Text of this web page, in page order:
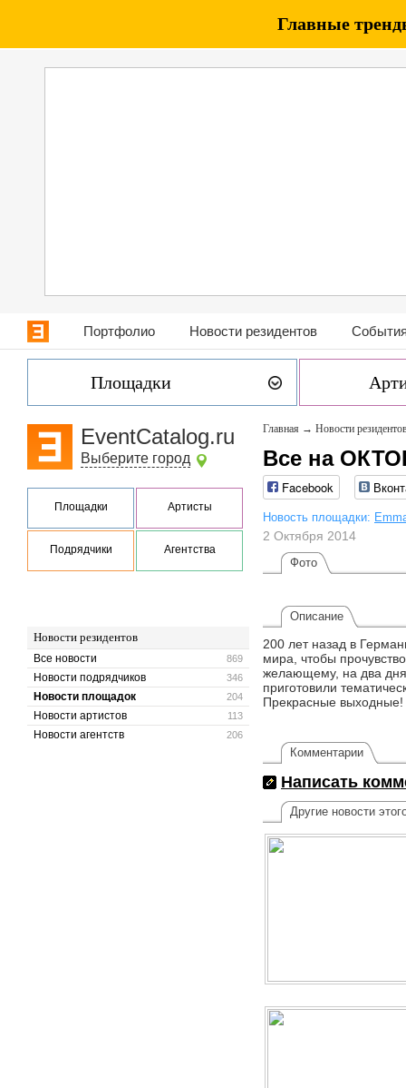
Главные
Портфолио Новости резидентов
Площадки
EventCatalog.ru
Выберите город
Площадки Артисты
Подрядчики Агентства
Новости резидентов
869
Все новости
346
Новости подрядчиков
204
Новости площадок
113
Новости артистов
206
Новости агентств
Главная → Новости
Все на
Facebook
Новость площадки:
2 Октября 2014
Фото
Описание
200 лет назад в
мира, чтобы
желающему, на два
приготовили
Прекрасные выходные!
Комментарии
Написать
Другие новости